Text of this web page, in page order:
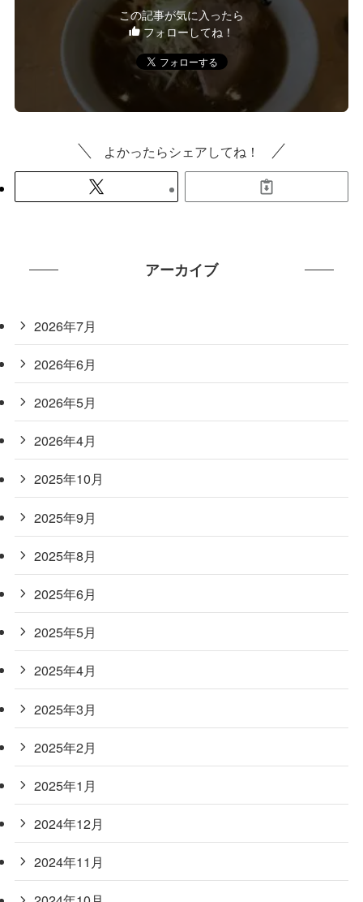
この記事が気に入ったら
フォローしてね！
よかったらシェアしてね！
アーカイブ
2026年7月
2026年6月
2026年5月
2026年4月
2025年10月
2025年9月
2025年8月
2025年6月
2025年5月
2025年4月
2025年3月
2025年2月
2025年1月
2024年12月
2024年11月